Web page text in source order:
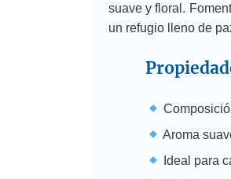
suave y floral.
un refugio lleno de
Aroma
Ideal para